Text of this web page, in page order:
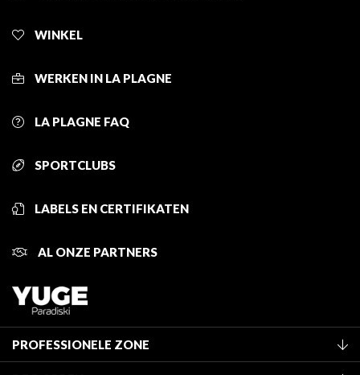
WINKEL
WERKEN IN LA PLAGNE
LA PLAGNE FAQ
SPORTCLUBS
LABELS EN CERTIFIKATEN
AL ONZE PARTNERS
PROFESSIONELE ZONE